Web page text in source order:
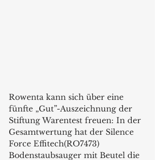
Rowenta kann sich über eine
fünfte „Gut”-Auszeichnung der
Stiftung Warentest freuen: In der
Gesamtwertung hat der Silence
Force Effitech(RO7473)
Bodenstaubsauger mit Beutel die